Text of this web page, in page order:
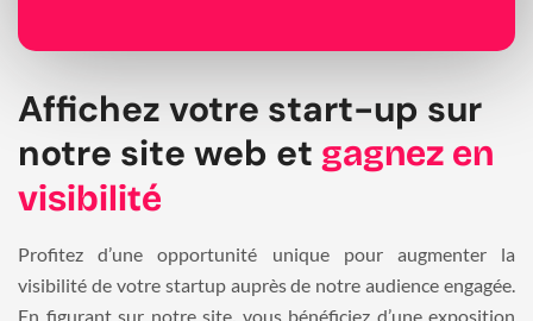
Affichez votre start-up sur
notre site web et gagnez en
visibilité
Profitez d’une opportunité unique pour augmenter la
visibilité de votre startup auprès de notre audience engagée.
En figurant sur notre site, vous bénéficiez d’une exposition